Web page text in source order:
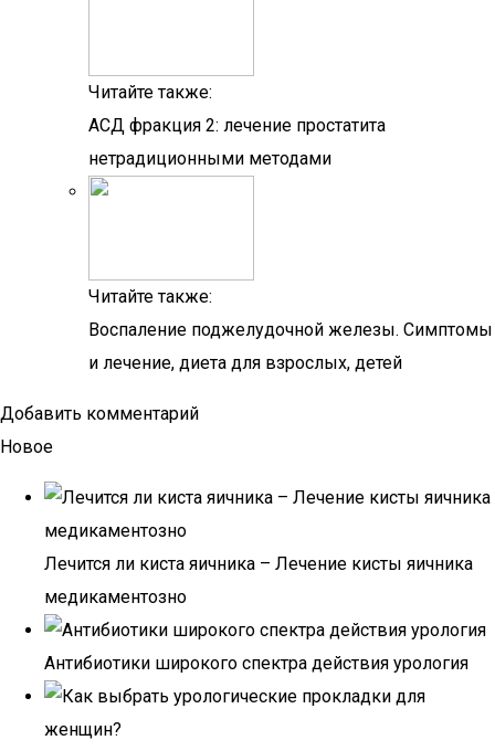
Читайте также:
АСД фракция 2: лечение простатита
нетрадиционными методами
Читайте также:
Воспаление поджелудочной железы. Симптомы
и лечение, диета для взрослых, детей
Добавить комментарий
Новое
Лечится ли киста яичника – Лечение кисты яичника
медикаментозно
Антибиотики широкого спектра действия урология